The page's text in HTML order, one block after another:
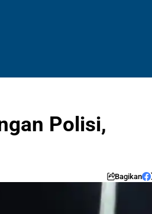
Polisi,
Bagikan